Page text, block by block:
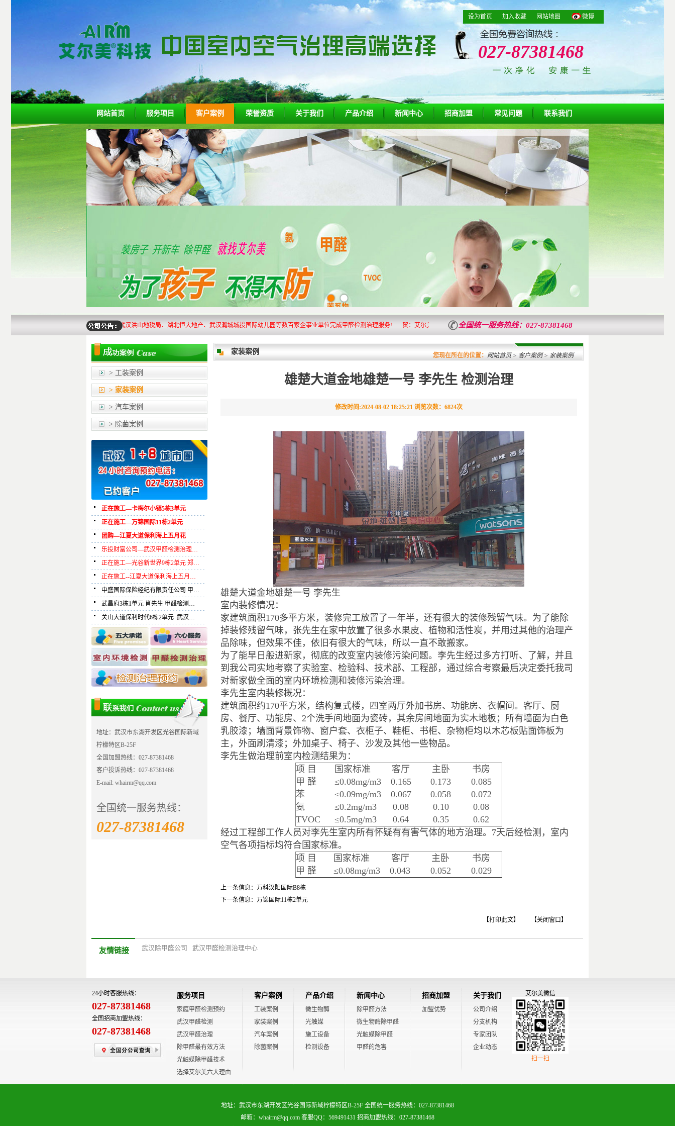
设为首页 加入收藏 网站地图 微博
027-87381468
网站首页 服务项目 客户案例 荣誉资质 关于我们 产品介绍 新闻中心 招商加盟 常见问题 联系我们
当前页 1/1 ，共 2 条信息
纪委办公大楼、省人大办公大楼、武汉洪山地税局、湖北恒大地产、武汉瀚城城投国际幼儿园等数百家企事业单位完成甲醛检测治理服务! 贺：艾尔美科技成立10年来，成功为20万武汉客户做室内空气检测治理服务，已为湖北省纪委办公大楼、省
全国统一服务热线：027-87381468
> 工装案例
> 家装案例
> 汽车案例
> 除菌案例
正在施工—卡梅尔小镇5栋3单元
正在施工—万锦国际11栋2单元
团购—江夏大道保利海上五月花
乐投财富公司—武汉甲醛检测治理…
正在施工—光谷新世界9栋2单元 郑…
正在施工--江夏大道保利海上五月…
中盛国际保险经纪有限责任公司 甲…
武昌府3栋1单元 肖先生 甲醛检测…
关山大道保利时代6栋2单元 武汉…
地址：武汉市东湖开发区光谷国际新域
柠檬特区B-25F
全国加盟热线：027-87381468
客户投诉热线：027-87381468
E-mail: whairm@qq.com
全国统一服务热线：
027-87381468
家装案例 您现在所在的位置： 网站首页> 客户案例> 家装案例
雄楚大道金地雄楚一号 李先生 检测治理
修改时间:2024-08-02 18:25:21 浏览次数：6824次
雄楚大道金地雄楚一号 李先生
室内装修情况：
家建筑面积170多平方米，装修完工放置了一年半，还有很大的装修残留气味。为了能除
掉装修残留气味，张先生在家中放置了很多水果皮、植物和活性炭，并用过其他的治理产
品除味，但效果不佳，依旧有很大的气味，所以一直不敢搬家。
为了能早日般进新家，彻底的改变室内装修污染问题。李先生经过多方打听、了解，并且
到我公司实地考察了实验室、检验科、技术部、工程部，通过综合考察最后决定委托我司
对新家做全面的室内环境检测和装修污染治理。
李先生室内装修概况：
建筑面积约170平方米，结构复式楼，四室两厅外加书房、功能房、衣帽间。客厅、厨
房、餐厅、功能房、 2个洗手间地面为瓷砖，其余房间地面为实木地板；所有墙面为白色
乳胶漆；墙面背景饰物、窗户套、衣柜子、鞋柜、书柜、杂物柜均以木芯板贴面饰板为
主，外面刷清漆；外加桌子、椅子、沙发及其他一些物品。
李先生做治理前室内检测结果为：
项 目
国家标准 客厅 主卧
书房
甲 醛
≤0.08mg/m3 0.165 0.173
0.085
苯
≤0.09mg/m3 0.067 0.058
0.072
氨
≤0.2mg/m3 0.08 0.10
0.08
TVOC
≤0.5mg/m3 0.64 0.35
0.62
经过工程部工作人员对李先生室内所有怀疑有有害气体的地方治理。 7天后经检测，室内
空气各项指标均符合国家标准。
项 目
国家标准 客厅 主卧
书房
甲 醛
≤0.08mg/m3 0.043 0.052 0.029
上一条信息：
万科汉阳国际B8栋
下一条信息：
万锦国际11栋2单元
【打印此文】 【关闭窗口】
友情链接 武汉除甲醛公司 武汉甲醛检测治理中心
24小时客服热线：
027-87381468
全国招商加盟热线：
027-87381468
服务项目
家庭甲醛检测预约
武汉甲醛检测
武汉甲醛治理
除甲醛最有效方法
光触媒除甲醛技术
选择艾尔美六大理由
客户案例
工装案例
家装案例
汽车案例
除菌案例
产品介绍
微生物酶
光触媒
施工设备
检测设备
新闻中心
除甲醛方法
微生物酶除甲醛
光触媒除甲醛
甲醛的危害
招商加盟
加盟优势
关于我们
公司介绍
分支机构
专家团队
企业动态
艾尔美微信
扫一扫
地址：武汉市东湖开发区光谷国际新域柠檬特区B-25F 全国统一服务热线：027-87381468
邮箱：whairm@qq.com 客服QQ：569491431 招商加盟热线：027-87381468